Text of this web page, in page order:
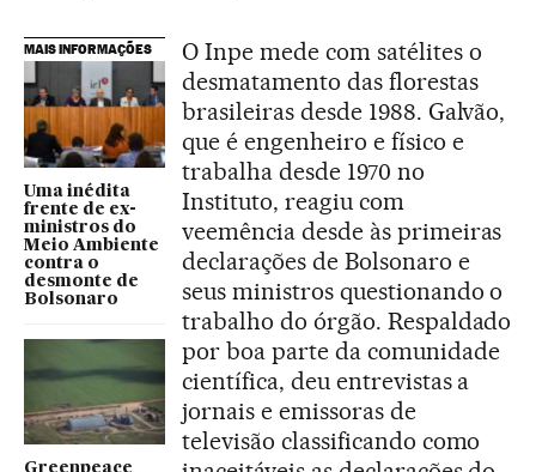
MAIS INFORMAÇÕES
Uma inédita
frente de ex-
ministros do
Meio Ambiente
contra o
desmonte de
Bolsonaro
O Inpe mede com satélites o
desmatamento das florestas
brasileiras desde 1988. Galvão,
que é engenheiro e físico e
trabalha desde 1970 no
Instituto, reagiu com
veemência desde às primeiras
declarações de Bolsonaro e
seus ministros questionando o
trabalho do órgão. Respaldado
por boa parte da comunidade
científica, deu entrevistas a
jornais e emissoras de
televisão classificando como